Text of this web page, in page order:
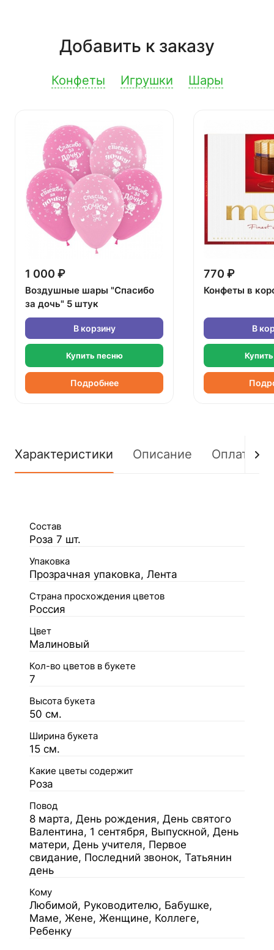
Добавить к заказу
Конфеты Игрушки Шары
1 000 ₽
Воздушные шары "Спасибо
за дочь" 5 штук
В корзину
Купить песню
Подробнее
770 ₽
Конфеты в
В
Характеристики Описание Оплата
Состав
Роза 7 шт.
Упаковка
Прозрачная упаковка, Лента
Страна просхождения цветов
Россия
Цвет
Малиновый
Кол-во цветов в букете
7
Высота букета
50 см.
Ширина букета
15 см.
Какие цветы содержит
Роза
Повод
8 марта, День рождения, День святого
Валентина, 1 сентября, Выпускной, День
матери, День учителя, Первое
свидание, Последний звонок, Татьянин
день
Кому
Любимой, Руководителю, Бабушке,
Маме, Жене, Женщине, Коллеге,
Ребенку